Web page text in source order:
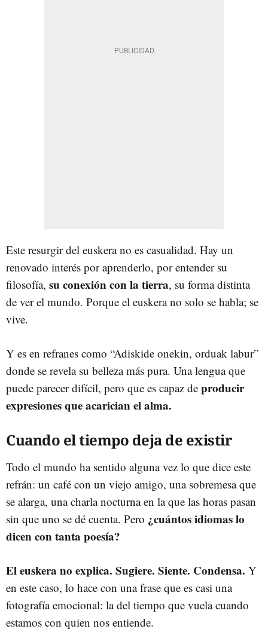
Este resurgir del euskera no es casualidad. Hay un
renovado interés por aprenderlo, por entender su
filosofía, su conexión con la tierra, su forma distinta
de ver el mundo. Porque el euskera no solo se habla; se
vive.
Y es en refranes como “Adiskide onekin, orduak labur”
donde se revela su belleza más pura. Una lengua que
puede parecer difícil, pero que es capaz de producir
expresiones que acarician el alma.
Cuando el tiempo deja de existir
Todo el mundo ha sentido alguna vez lo que dice este
refrán: un café con un viejo amigo, una sobremesa que
se alarga, una charla nocturna en la que las horas pasan
sin que uno se dé cuenta. Pero ¿cuántos idiomas lo
dicen con tanta poesía?
El euskera no explica. Sugiere. Siente. Condensa. Y
en este caso, lo hace con una frase que es casi una
fotografía emocional: la del tiempo que vuela cuando
estamos con quien nos entiende.